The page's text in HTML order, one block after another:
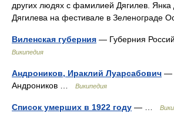
других людях с фамилией Дягилев. Янка
Дягилева на фестивале в Зеленограде
Виленская губерния — Губерния
Википедия
Андроников, Ираклий Луарсабович —
Андроников …
Википедия
Список умерших в 1922 году — …